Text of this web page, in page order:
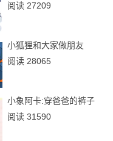
阅读 27209
小狐狸和大家做朋友
阅读 28065
小象阿卡:穿爸爸的裤子
阅读 31590